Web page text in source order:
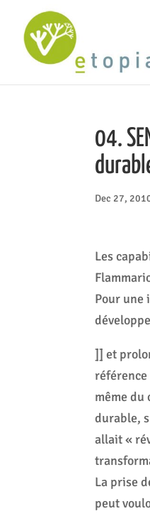
04.
Dec 27,
Les
Pour une
]] et
même du
durable,
allait «
La prise
peut